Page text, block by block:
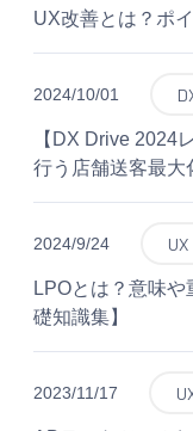
UX改善とは？ポ
2024/10/01
【DX Drive 2024
行う店舗送客最大
2024/9/24 UX
LPOとは？意味
礎知識集】
2023/11/17